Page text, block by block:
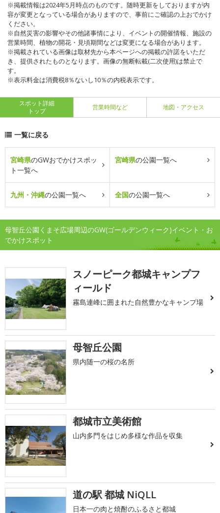
※掲載情報は2024年5月時点のものです。随時更新をしておりますが内
容が変更となっている場合がありますので、事前にご確認の上おでかけ
ください。
※自然災害の影響やその他諸事情により、イベントの開催情報、施設の
営業時間、植物の開花・見頃期間などは変更になる場合があります。
※掲載されている画像は取材先から本ページへの掲載の許諾をいただ
き、提供されたものとなります。画像の無断転載(二次使用)は禁止で
す。
※表示料金は消費税8％ないし10％の内税表示です。
スポット詳細
トップ
営業時間など 地図・アクセス
一覧に戻る
宮崎県のGWおでかけスポッ
ト一覧へ
宮崎県の公園一覧へ
九州・沖縄の公園一覧へ 全国の公園一覧へ
母智丘公園くまそ広場周辺のGW(ゴールデンウィーク)イベント・お
でかけスポット
スノーピーク都城キャンプフ
ィールド
霧島連峰に囲まれた自然豊かなキャンプ場
母智丘公園
県内随一の桜の名所
都城市立美術館
山内多門をはじめ多様な作品を収集
道の駅 都城 NiQLL
日本一の肉と焼酎のふるさと都城